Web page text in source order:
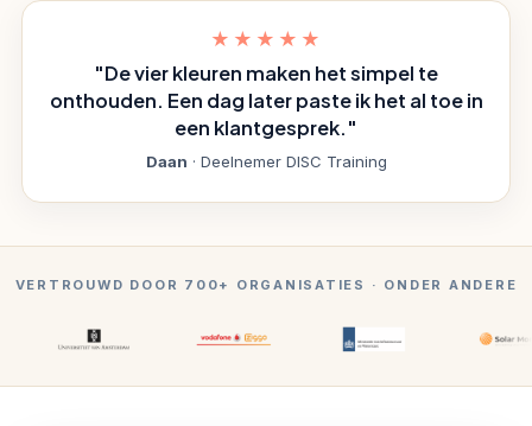
★★★★★
"De vier kleuren maken het simpel te
onthouden. Een dag later paste ik het al toe in
een klantgesprek."
Daan · Deelnemer DISC Training
VERTROUWD DOOR 700+ ORGANISATIES · ONDER ANDERE